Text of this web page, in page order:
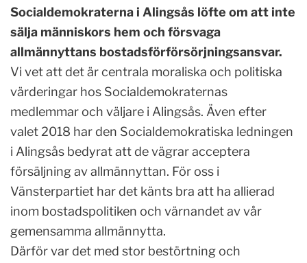
Socialdemokraterna i Alingsås löfte om att inte
sälja människors hem och försvaga
allmännyttans bostadsförförsörjningsansvar.
Vi vet att det är centrala moraliska och politiska
värderingar hos Socialdemokraternas
medlemmar och väljare i Alingsås. Även efter
valet 2018 har den Socialdemokratiska ledningen
i Alingsås bedyrat att de vägrar acceptera
försäljning av allmännyttan. För oss i
Vänsterpartiet har det känts bra att ha allierad
inom bostadspolitiken och värnandet av vår
gemensamma allmännytta.
Därför var det med stor bestörtning och